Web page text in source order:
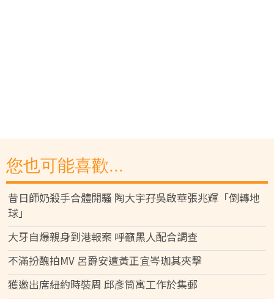
您也可能喜歡...
昔日師奶殺手合體開騷 陶大宇孖吳啟華張兆輝「倒轉地
球」
大牙自爆親身到港報案 呼籲黑人配合調查
不滿扮醜拍MV 呂爵安遭黃正宜岑珈其夾擊
獲邀出席紐約時裝周 邱彥筒寓工作於集郵